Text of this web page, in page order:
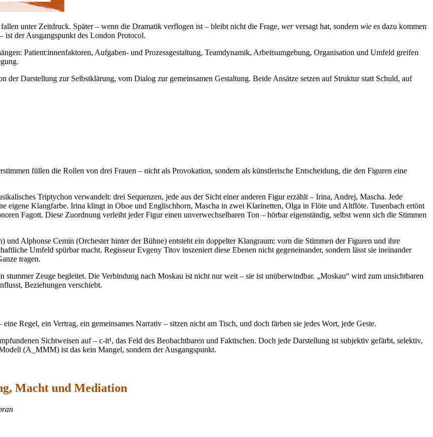
unter Zeitdruck. Später – wenn die Dramatik verflogen ist – bleibt nicht die Frage, werversagt hat, sondern wie es dazu kommen
ist der Ausgangspunkt des London Protocol.
Patient:innenfaktoren, Aufgaben- und Prozessgestaltung, Teamdynamik, Arbeitsumgebung, Organisation und Umfeld greifen
Darstellung zur Selbstklärung, vom Dialog zur gemeinsamen Gestaltung. Beide Ansätze setzen auf Struktur statt Schuld, auf
füllen die Rollen von drei Frauen – nicht als Provokation, sondern als künstlerische Entscheidung, die den Figuren eine
Triptychon verwandelt: drei Sequenzen, jede aus der Sicht einer anderen Figur erzählt – Irina, Andrej, Mascha. Jede
eigene Klangfarbe. Irina klingt in Oboe und Englischhorn, Mascha in zwei Klarinetten, Olga in Flöte und Altflöte. Tusenbach ertönt
Fagott. Diese Zuordnung verleiht jeder Figur einen unverwechselbaren Ton – hörbar eigenständig, selbst wenn sich die Stimmen
Alphonse Cemin (Orchester hinter der Bühne) entsteht ein doppelter Klangraum: vorn die Stimmen der Figuren und ihre
Umfeld spürbar macht. Regisseur Evgeny Titov inszeniert diese Ebenen nicht gegeneinander, sondern lässt sie ineinander
tragen.
stummer Zeuge begleitet. Die Verbindung nach Moskau ist nicht nur weit – sie ist unüberwindbar. „Moskau“ wird zum unsichtbaren
Beziehungen verschiebt.
Regel, ein Vertrag, ein gemeinsames Narrativ – sitzen nicht am Tisch, und doch färben sie jedes Wort, jede Geste.
Sichtweisen auf – c-it¹, das Feld des Beobachtbaren und Faktischen. Doch jede Darstellung ist subjektiv gefärbt, selektiv,
(A_MMM) ist das kein Mangel, sondern der Ausgangspunkt.
Macht und Mediation